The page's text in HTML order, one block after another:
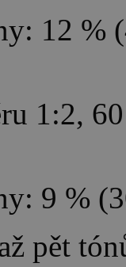
12 %
1:2,
9 %
pět